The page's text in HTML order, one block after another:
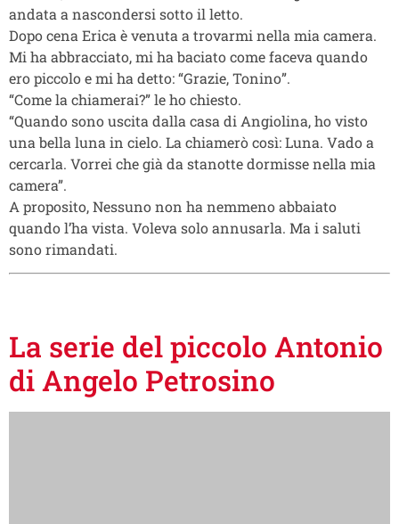
andata a nascondersi sotto il letto.
Dopo cena Erica è venuta a trovarmi nella mia camera.
Mi ha abbracciato, mi ha baciato come faceva quando
ero piccolo e mi ha detto: “Grazie, Tonino”.
“Come la chiamerai?” le ho chiesto.
“Quando sono uscita dalla casa di Angiolina, ho visto
una bella luna in cielo. La chiamerò così: Luna. Vado a
cercarla. Vorrei che già da stanotte dormisse nella mia
camera”.
A proposito, Nessuno non ha nemmeno abbaiato
quando l’ha vista. Voleva solo annusarla. Ma i saluti
sono rimandati.
La serie del piccolo Antonio
di Angelo Petrosino